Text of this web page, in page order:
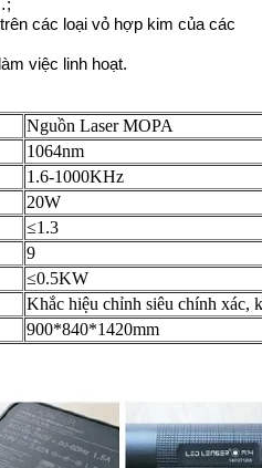
các loại vỏ hợp kim của các
việc linh hoạt.
Nguồn Laser MOPA
1064nm
1.6-1000KHz
20W
≤1.3
9
≤0.5KW
Khắc hiệu chỉnh siêu chính xác,
900*840*1420mm